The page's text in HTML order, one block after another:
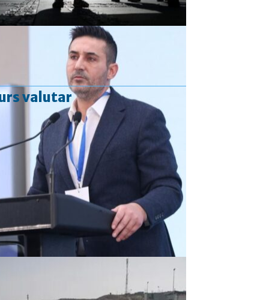
valutar
Curs valutar: 06 Aug 2026
EUR
: 5,2513 RON
+0,0024 ▲
USD: 4,5507 RON
+0,0027 ▲
CHF
: 5,6221 RON
+0,0011 ▲
GBP: 6,1236 RON
-0,0008 ▼
Convertor valutar
»
Rezultat: